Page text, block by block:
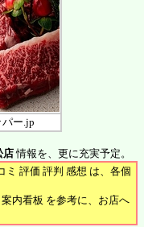
ー.jp
店情報を、更に充実予定。
ミ 評価 評判 感想 は、各個
内看板 を参考に、お店へ